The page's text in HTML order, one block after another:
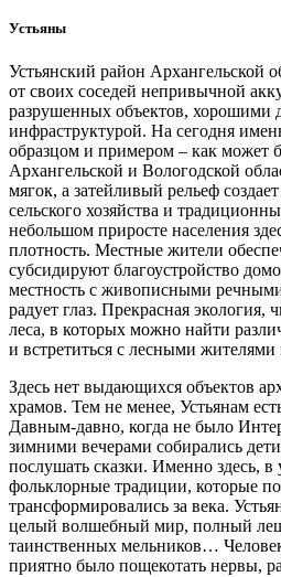
Устьяны
Устьянский район Архангельской
от своих соседей непривычной
разрушенных объектов, хорошими
инфраструктурой. На сегодня
образцом и примером – как может
Архангельской и Вологодской
мягок, а затейливый рельеф
сельского хозяйства и
небольшом приросте населения
плотность. Местные жители
субсидируют благоустройство
местность с живописными
радует глаз. Прекрасная
леса, в которых можно найти
и встретиться с лесными
Здесь нет выдающихся объектов
храмов. Тем не менее, Устьянам
Давным-давно, когда не было
зимними вечерами собирались
послушать сказки. Именно здесь,
фольклорные традиции, которые
трансформировались за века.
целый волшебный мир, полный
таинственных мельников…
приятно было пощекотать нервы,